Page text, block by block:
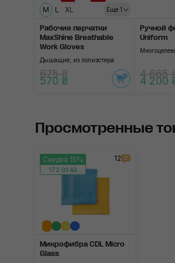
Еще 1
M L XL
Рабочие перчатки
MaxShine Breathable
Work Gloves
Дышащие, из полиэстера
675 ₴
570 ₴
Ручной
Uniform
4 665
4 200
Просмотренные
Скидка 15%
172:01:41
12
Микрофибра CDL Micro
Glass